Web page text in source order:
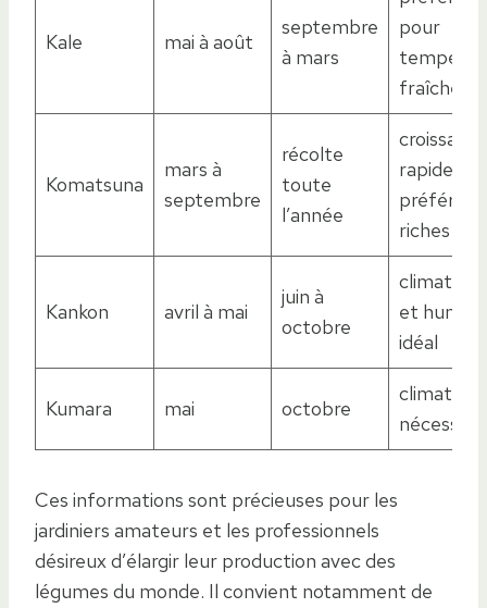
Kale mai à août
septembre
à mars
pour
fraîches
Komatsuna
mars à
septembre
récolte
toute
l’année
croissance
rapide,
préfére
riches
Kankon avril à mai
juin à
octobre
climat
et humide
idéal
Kumara mai octobre
climat
Ces informations sont précieuses pour les
jardiniers amateurs et les professionnels
désireux d’élargir leur production avec des
légumes du monde. Il convient notamment de